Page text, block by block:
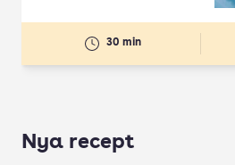
30 min
Nya recept